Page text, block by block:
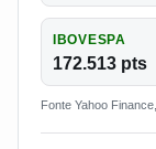
IBOVESPA
172.513 pts
Fonte Yahoo